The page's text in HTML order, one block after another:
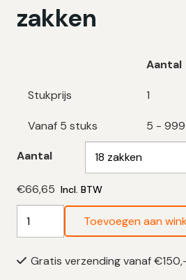
zakken
Aantal
Stukprijs 1
Vanaf 5 stuks 5 - 999
Aantal
€66,65 Incl. BTW
Kattenbakbeschermhoes
|
Toevoegen aan
Gratis verzending vanaf